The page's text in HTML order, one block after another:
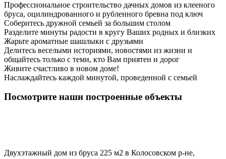
Профессиональное строительство дачных домов из клееного
бруса, оцилиндрованного и рубленного бревна под ключ
Соберитесь дружной семьей за большим столом
Разделите минуты радости в кругу Ваших родных и близких
Жарьте ароматные шашлыки с друзьями
Делитесь веселыми историями, новостями из жизни и
общайтесь только с теми, кто Вам приятен и дорог
Живите счастливо в новом доме!
Наслаждайтесь каждой минутой, проведенной с семьей
Посмотрите наши построенные объекты
Двухэтажный дом из бруса 225 м2 в Колосовском р-не,